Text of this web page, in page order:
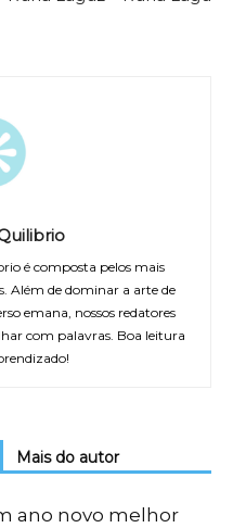
é composta pelos mais
Além de dominar a arte de
emana, nossos redatores
com palavras. Boa leitura
Mais do autor
ano novo melhor